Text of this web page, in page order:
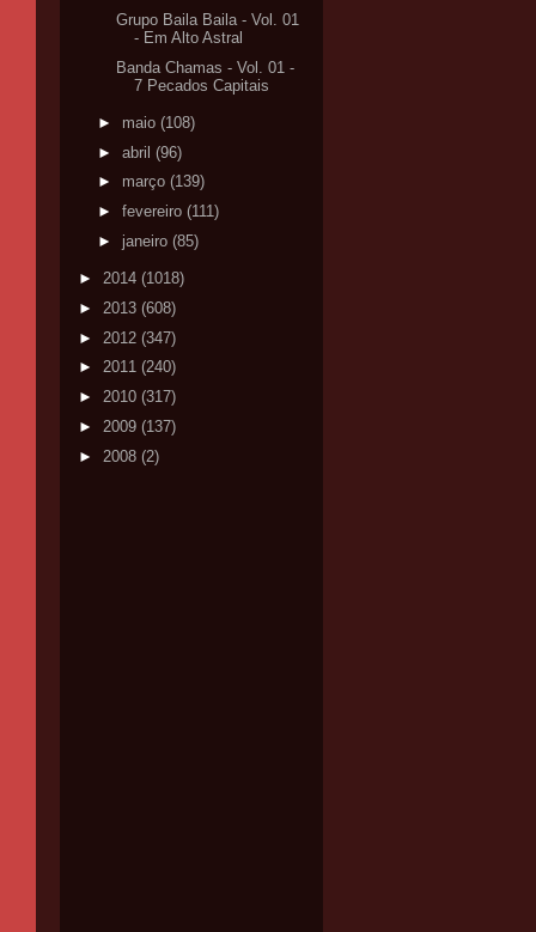
Grupo Baila Baila - Vol. 01
- Em Alto Astral
Banda Chamas - Vol. 01 -
7 Pecados Capitais
► maio (108)
► abril (96)
► março (139)
► fevereiro (111)
► janeiro (85)
► 2014 (1018)
► 2013 (608)
► 2012 (347)
► 2011 (240)
► 2010 (317)
► 2009 (137)
► 2008 (2)